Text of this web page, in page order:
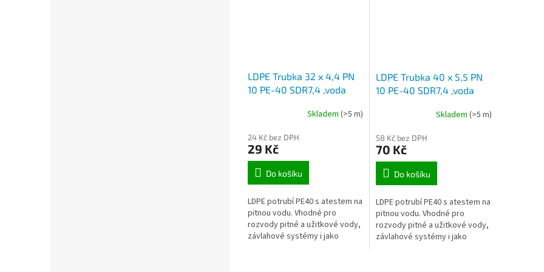
LDPE Trubka 32 x 4,4 PN
10 PE-40 SDR7,4 ,voda
Skladem (>5 m)
24 Kč bez DPH
29 Kč
Do košíku
LDPE potrubí PE40 s atestem na
pitnou vodu. Vhodné pro
rozvody pitné a užitkové vody,
závlahové systémy i jako
LDPE Trubka 40 x 5,5 PN
10 PE-40 SDR7,4 ,voda
Skladem (>5 m)
58 Kč bez DPH
70 Kč
Do košíku
LDPE potrubí PE40 s atestem na
pitnou vodu. Vhodné pro
rozvody pitné a užitkové vody,
závlahové systémy i jako